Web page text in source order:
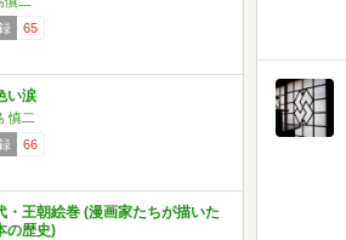
65
い涙
慎二
66
・王朝絵巻 (漫画家たちが描いた
の歴史)